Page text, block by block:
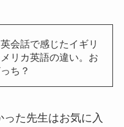
会話で感じたイギリ
リカ英語の違い。お
ち？
た先生はお気に入